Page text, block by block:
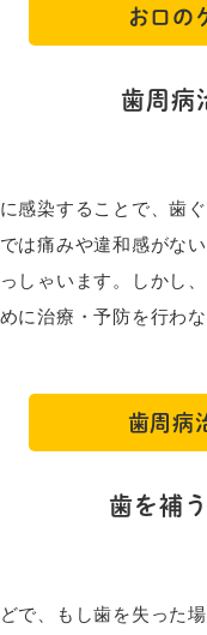
お口の
歯周病
感染することで、歯
は痛みや違和感がな
しゃいます。しかし
に治療・予防を行わ
歯周病
歯を補
で、もし歯を失った